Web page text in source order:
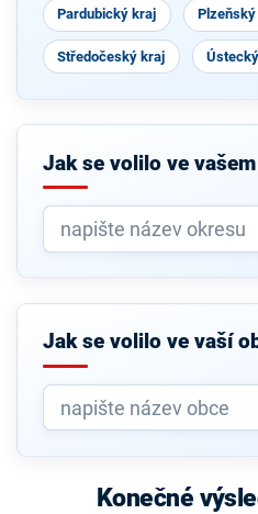
Pardubický kraj
Středočeský kraj
Jak se volilo ve
Jak se volilo ve vaší
Konečné